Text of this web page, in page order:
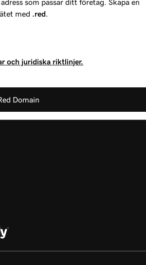
som passar ditt företag. Skapa en
med .red
och juridiska riktlinjer.
Domain